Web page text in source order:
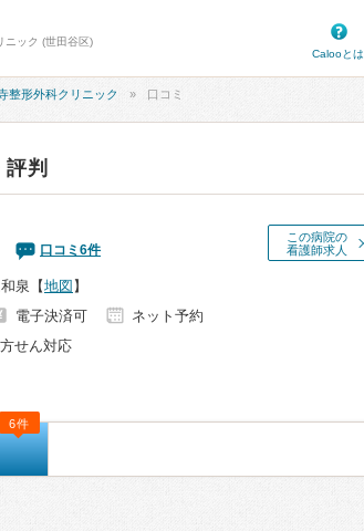
ニック (世田谷区)
Calooとは
整形外科クリニック 口コミ
判
この病院の
看護師求人
口コミ 6件
泉 【地図 】
電子決済可
ネット予約
せん対応
6件